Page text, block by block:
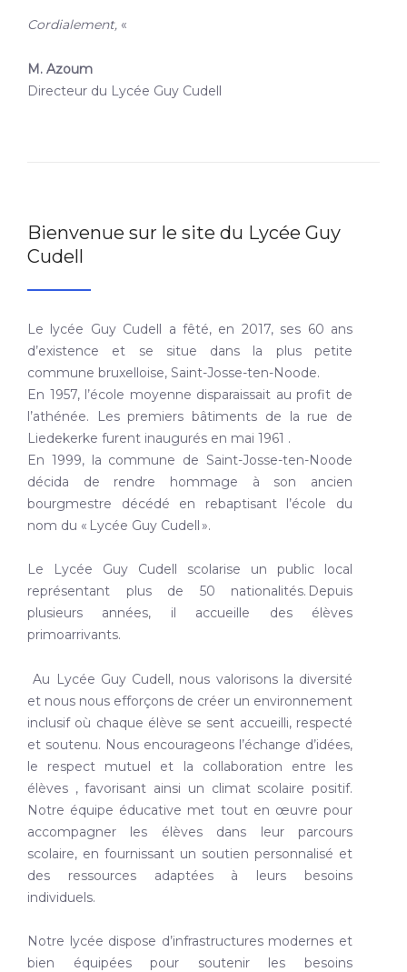
Cordialement, «
M. Azoum
Directeur du Lycée Guy Cudell
Bienvenue sur le site du Lycée Guy
Cudell
Le lycée Guy Cudell a fêté, en 2017, ses 60 ans
d’existence et se situe dans la plus petite
commune bruxelloise, Saint-Josse-ten-Noode.
En 1957, l’école moyenne disparaissait au profit de
l’athénée. Les premiers bâtiments de la rue de
Liedekerke furent inaugurés en mai 1961 .
En 1999, la commune de Saint-Josse-ten-Noode
décida de rendre hommage à son ancien
bourgmestre décédé en rebaptisant l’école du
nom du « Lycée Guy Cudell ».
Le Lycée Guy Cudell scolarise un public local
représentant plus de 50 nationalités. Depuis
plusieurs années, il accueille des élèves
primoarrivants.
Au Lycée Guy Cudell, nous valorisons la diversité
et nous nous efforçons de créer un environnement
inclusif où chaque élève se sent accueilli, respecté
et soutenu. Nous encourageons l’échange d’idées,
le respect mutuel et la collaboration entre les
élèves , favorisant ainsi un climat scolaire positif.
Notre équipe éducative met tout en œuvre pour
accompagner les élèves dans leur parcours
scolaire, en fournissant un soutien personnalisé et
des ressources adaptées à leurs besoins
individuels.
Notre lycée dispose d’infrastructures modernes et
bien équipées pour soutenir les besoins